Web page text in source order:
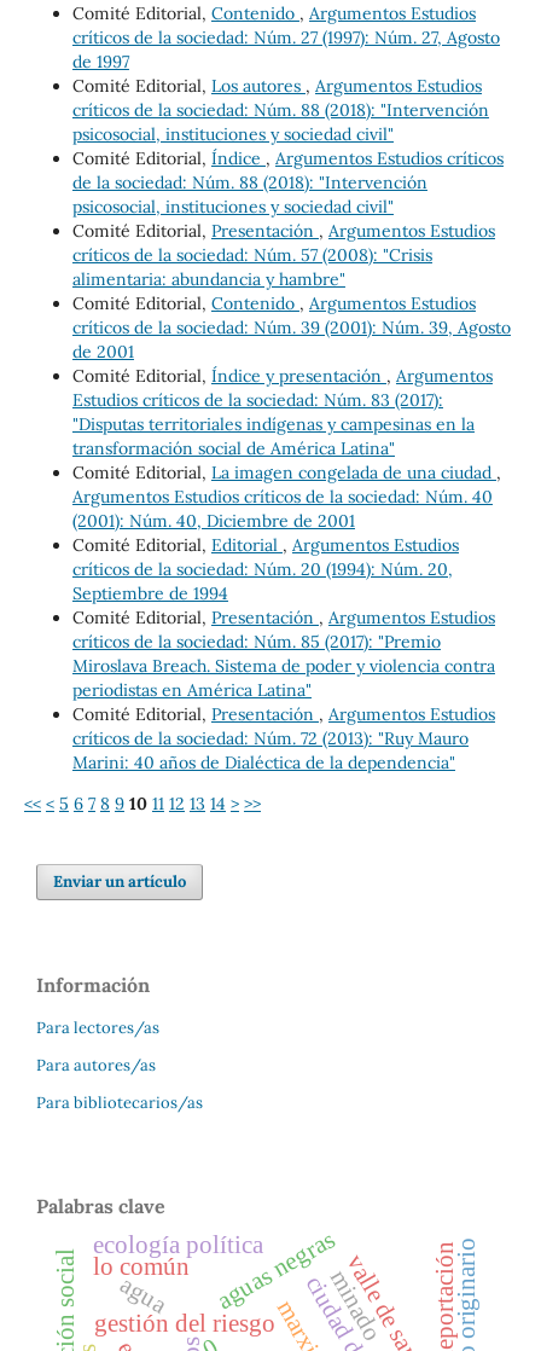
Comité Editorial, Contenido , Argumentos Estudios
críticos de la sociedad: Núm. 27 (1997): Núm. 27, Agosto
de 1997
Comité Editorial, Los autores , Argumentos Estudios
críticos de la sociedad: Núm. 88 (2018): "Intervención
psicosocial, instituciones y sociedad civil"
Comité Editorial, Índice , Argumentos Estudios críticos
de la sociedad: Núm. 88 (2018): "Intervención
psicosocial, instituciones y sociedad civil"
Comité Editorial, Presentación , Argumentos Estudios
críticos de la sociedad: Núm. 57 (2008): "Crisis
alimentaria: abundancia y hambre"
Comité Editorial, Contenido , Argumentos Estudios
críticos de la sociedad: Núm. 39 (2001): Núm. 39, Agosto
de 2001
Comité Editorial, Índice y presentación , Argumentos
Estudios críticos de la sociedad: Núm. 83 (2017):
"Disputas territoriales indígenas y campesinas en la
transformación social de América Latina"
Comité Editorial, La imagen congelada de una ciudad ,
Argumentos Estudios críticos de la sociedad: Núm. 40
(2001): Núm. 40, Diciembre de 2001
Comité Editorial, Editorial , Argumentos Estudios
críticos de la sociedad: Núm. 20 (1994): Núm. 20,
Septiembre de 1994
Comité Editorial, Presentación , Argumentos Estudios
críticos de la sociedad: Núm. 85 (2017): "Premio
Miroslava Breach. Sistema de poder y violencia contra
periodistas en América Latina"
Comité Editorial, Presentación , Argumentos Estudios
críticos de la sociedad: Núm. 72 (2013): "Ruy Mauro
Marini: 40 años de Dialéctica de la dependencia"
<< < 5 6 7 8 9 10 11 12 13 14 > >>
Enviar un artículo
Información
Para lectores/as
Para autores/as
Para bibliotecarios/as
Palabras clave
gestión del riesgo
aguas negrasminado
ecología política
agua
lo común deportación